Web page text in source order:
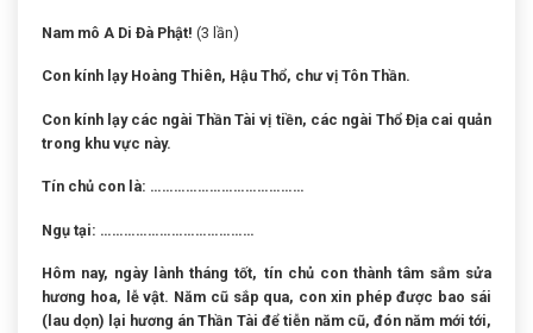
Nam mô A Di Đà Phật! (3 lần)
Con kính lạy Hoàng Thiên, Hậu Thổ, chư vị Tôn Thần.
Con kính lạy các ngài Thần Tài vị tiền, các ngài Thổ Địa cai quản
trong khu vực này.
Tín chủ con là: …………………………………
Ngụ tại: …………………………………
Hôm nay, ngày lành tháng tốt, tín chủ con thành tâm sắm sửa
hương hoa, lễ vật. Năm cũ sắp qua, con xin phép được bao sái
(lau dọn) lại hương án Thần Tài để tiễn năm cũ, đón năm mới tới,